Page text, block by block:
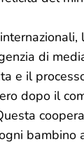
di
e il
dopo il
bambino